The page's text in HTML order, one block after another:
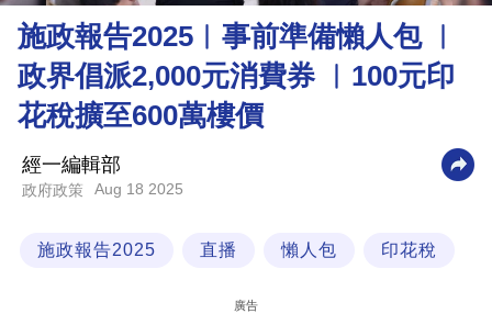
理
財
商
業
技
場
施政報告2025︳事前準備懶人包 ︳
政界倡派2,000元消費券 ︳100元印
花稅擴至600萬樓價
經一編輯部
政府政策 Aug 18 2025
施政報告2025 直播 懶人包 印花稅
廣告